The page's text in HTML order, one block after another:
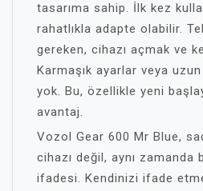
tasarıma sahip. İlk kez
rahatlıkla adapte olabilir.
gereken, cihazı açmak ve
Karmaşık ayarlar veya uzun
yok. Bu, özellikle yeni
avantaj.
Vozol Gear 600 Mr Blue,
cihazı değil, aynı zamanda
ifadesi. Kendinizi ifade